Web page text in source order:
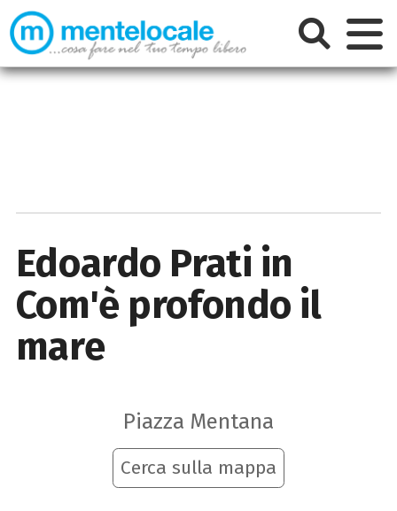
Edoardo Prati in
Com'è profondo il
mare
Piazza Mentana
Cerca sulla mappa